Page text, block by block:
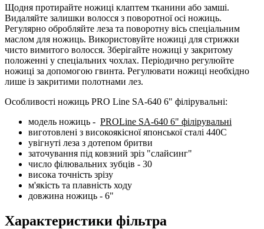
Щодня протирайте ножиці клаптем тканини або замші.
Видаляйте залишки волосся з поворотної осі ножиць.
Регулярно обробляйте леза та поворотну вісь спеціальним
маслом для ножиць. Використовуйте ножиці для стрижки
чисто вимитого волосся. Зберігайте ножиці у закритому
положенні у спеціальних чохлах. Періодично регулюйте
ножиці за допомогою гвинта. Регулювати ножиці необхідно
лише із закритими полотнами лез.
Особливості ножиць PRO Line SA-640 6" філірувальні:
модель ножиць - PROLine SA-640 6" філірувальні
виготовлені з високоякісної японської сталі 440С
увігнуті леза з дотепом бритви
заточування під ковзний зріз "слайсинг"
число філювальних зубців - 30
висока точність зрізу
м'якість та плавність ходу
довжина ножиць - 6"
Характеристики фільтра